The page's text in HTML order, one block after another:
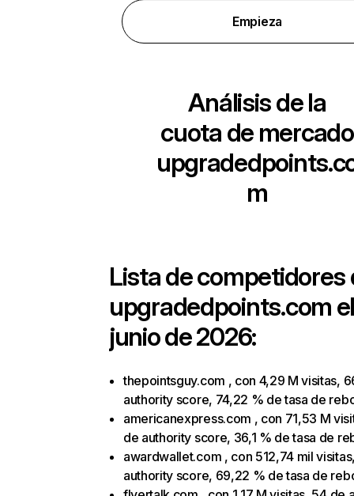
Empieza
Análisis de la
cuota de mercado
m
Lista de competidores
upgradedpoints.com
junio de 2026:
thepointsguy.com , con 4,29 M visitas,
authority score, 74,22 % de tasa de
americanexpress.com , con 71,53 M
de authority score, 36,1 % de tasa de
awardwallet.com , con 512,74 mil
authority score, 69,22 % de tasa de